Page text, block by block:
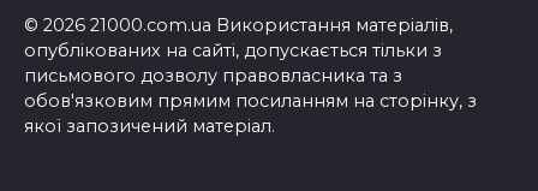
© 2026 21000.com.ua Використання матеріалів,
опублікованих на сайті, допускається тільки з
письмового дозволу правовласника та з
обов'язковим прямим посиланням на сторінку, з
якої запозичений матеріал.